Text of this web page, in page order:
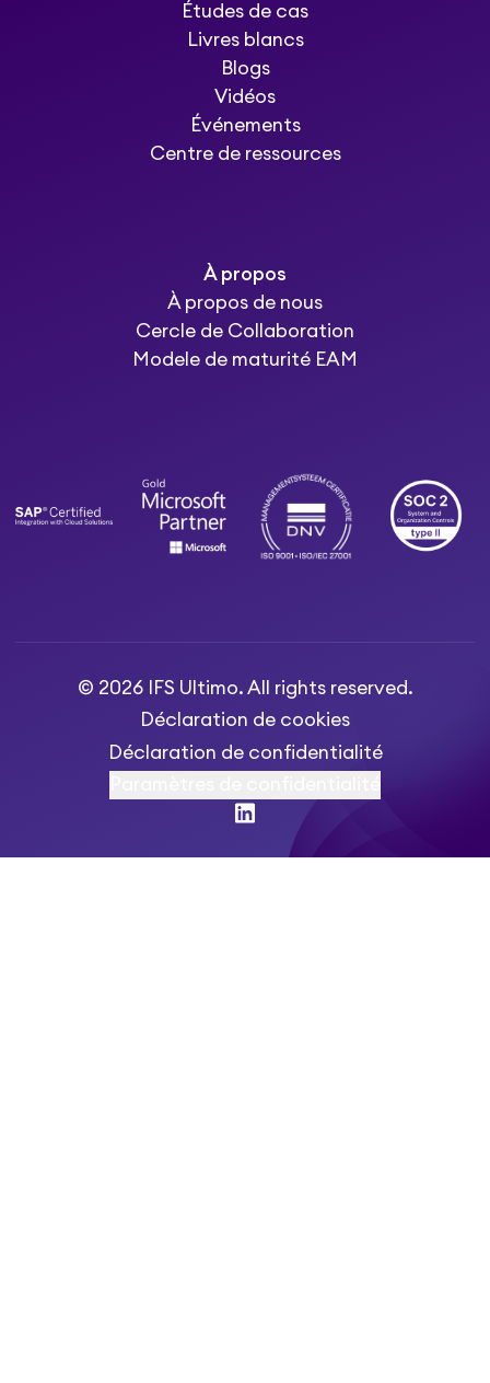
Études de cas
Livres blancs
Blogs
Vidéos
Événements
Centre de ressources
À propos
À propos de nous
Cercle de Collaboration
Modele de maturité EAM
© 2026 IFS Ultimo. All rights reserved.
Déclaration de cookies
Déclaration de confidentialité